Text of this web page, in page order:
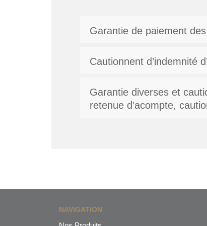
Garantie de paiement
Cautionnent d’indemnité
Garantie diverses et
retenue d’acompte,
NAVIGATION